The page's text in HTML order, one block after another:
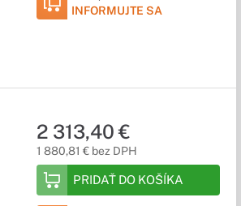
INFORMUJTE SA
2 313,40 €
1 880,81 € bez DPH
PRIDAŤ DO KOŠÍKA